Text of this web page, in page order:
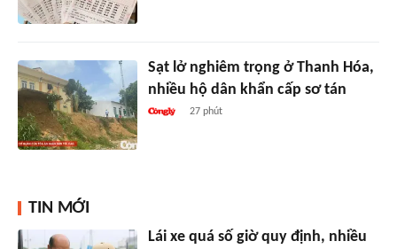
Sạt lở nghiêm trọng ở Thanh Hóa,
nhiều hộ dân khẩn cấp sơ tán
27 phút
TIN MỚI
Lái xe quá số giờ quy định, nhiều